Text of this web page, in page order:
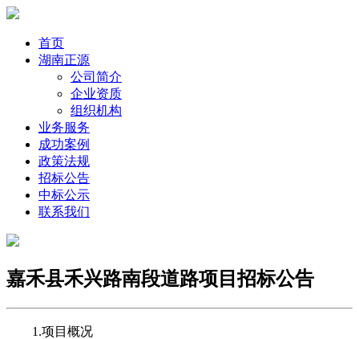
首页
湖南正源
公司简介
企业资质
组织机构
业务服务
成功案例
政策法规
招标公告
中标公示
联系我们
嘉禾县禾兴路南段道路项目招标公告
1.项目概况